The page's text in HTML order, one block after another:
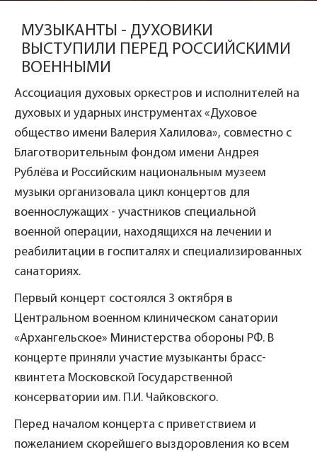
МУЗЫКАНТЫ - ДУХОВИКИ
ВЫСТУПИЛИ ПЕРЕД РОССИЙСКИМИ
ВОЕННЫМИ
Ассоциация духовых оркестров и исполнителей на
духовых и ударных инструментах «Духовое
общество имени Валерия Халилова», совместно с
Благотворительным фондом имени Андрея
Рублёва и Российским национальным музеем
музыки организовала цикл концертов для
военнослужащих - участников специальной
военной операции, находящихся на лечении и
реабилитации в госпиталях и специализированных
санаториях.
Первый концерт состоялся 3 октября в
Центральном военном клиническом санатории
«Архангельское» Министерства обороны РФ. В
концерте приняли участие музыканты брасс-
квинтета Московской Государственной
консерватории им. П.И. Чайковского.
Перед началом концерта с приветствием и
пожеланием скорейшего выздоровления ко всем